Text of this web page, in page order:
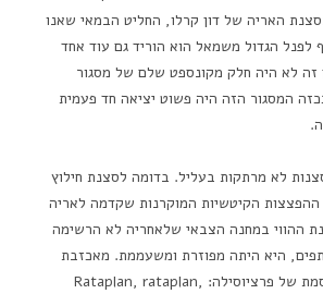
האריה של דון קרלו, החליט הבמאי שאנו
לפנל הגדול משמאל הוא הוריד גם עוד אחד
לא היה חלק מקונספט שלם של מסגור
המסגור הזה היה פשוט יציאה חד פעמית
לא מרתקות בעליל. בדומה לסצנת חילוץ
הקיטשיות המוקרנות שקדמה לאריה
ההווי במחנה הצבאי שלאחריה לא הרשימה
היא היתה מפוזרת ומשעממת. מאכזבת
היתה האריה המפורסמת של פרציוסילה: Rataplan, rataplan,